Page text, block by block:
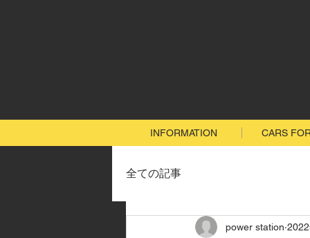
INFORMATION CARS
全ての記事
power station